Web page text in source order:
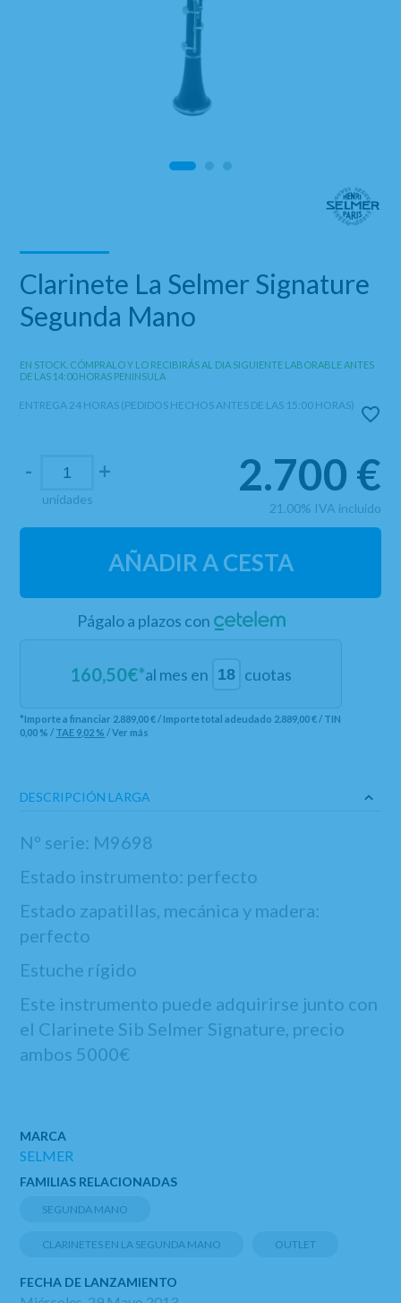
Clarinete La Selmer Signature
Segunda Mano
EN STOCK. CÓMPRALO Y LO RECIBIRÁS AL DIA SIGUIENTE LABORABLE ANTES
DE LAS 14:00 HORAS PENINSULA
ENTREGA 24 HORAS (PEDIDOS HECHOS ANTES DE LAS 15:00 HORAS)
-
unidades
+ 2.700 €
21.00% IVA incluido
AÑADIR A CESTA
Págalo a plazos con
160,50€*al mes en cuotas
*Importe a financiar 2.889,00 €/ Importe total adeudado 2.889,00 €/ TIN
0,00 % / TAE 9,02 % /Ver más
DESCRIPCIÓN LARGA
Nº serie: M9698
Estado instrumento: perfecto
Estado zapatillas, mecánica y madera:
perfecto
Estuche rígido
Este instrumento puede adquirirse junto con
el Clarinete Sib Selmer Signature, precio
ambos 5000€
MARCA
SELMER
FAMILIAS RELACIONADAS
SEGUNDA MANO
CLARINETES EN LA SEGUNDA MANO OUTLET
FECHA DE LANZAMIENTO